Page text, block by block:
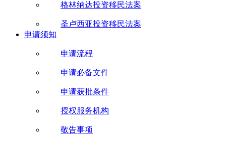
格林纳达投资移民法案
圣卢西亚投资移民法案
申请须知
申请流程
申请必备文件
申请获批条件
授权服务机构
敬告事项